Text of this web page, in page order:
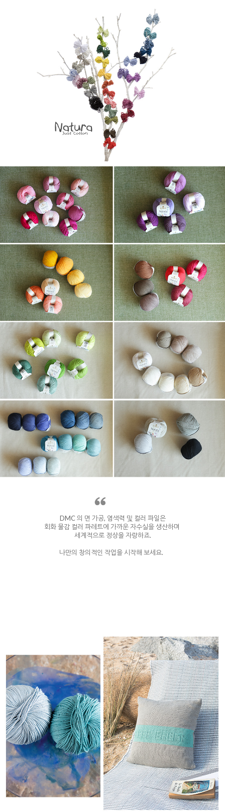
DMC 의 면 가공, 염색력 및 컬러 파일은
회화 물감 컬러 파레트에 가까운 자수실을 생산하며
세계적으로 정상을 자랑하죠.
나만의 창의적인 작업을 시작해 보세요.